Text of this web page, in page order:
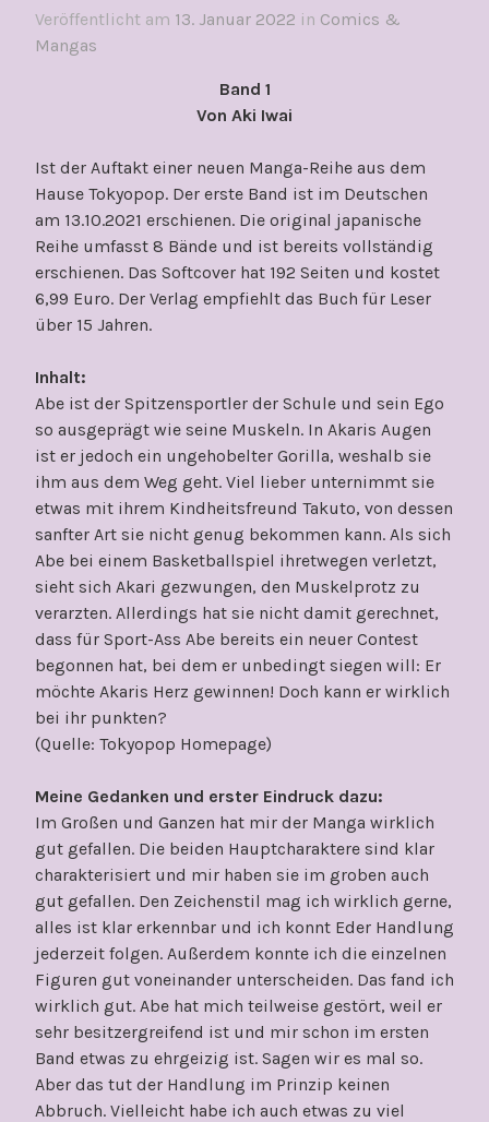
Veröffentlicht am 13. Januar 2022 in Comics &
Mangas
Band 1
Von Aki Iwai
Ist der Auftakt einer neuen Manga-Reihe aus dem
Hause Tokyopop. Der erste Band ist im Deutschen
am 13.10.2021 erschienen. Die original japanische
Reihe umfasst 8 Bände und ist bereits vollständig
erschienen. Das Softcover hat 192 Seiten und kostet
6,99 Euro. Der Verlag empfiehlt das Buch für Leser
über 15 Jahren.
Inhalt:
Abe ist der Spitzensportler der Schule und sein Ego
so ausgeprägt wie seine Muskeln. In Akaris Augen
ist er jedoch ein ungehobelter Gorilla, weshalb sie
ihm aus dem Weg geht. Viel lieber unternimmt sie
etwas mit ihrem Kindheitsfreund Takuto, von dessen
sanfter Art sie nicht genug bekommen kann. Als sich
Abe bei einem Basketballspiel ihretwegen verletzt,
sieht sich Akari gezwungen, den Muskelprotz zu
verarzten. Allerdings hat sie nicht damit gerechnet,
dass für Sport-Ass Abe bereits ein neuer Contest
begonnen hat, bei dem er unbedingt siegen will: Er
möchte Akaris Herz gewinnen! Doch kann er wirklich
bei ihr punkten?
(Quelle: Tokyopop Homepage)
Meine Gedanken und erster Eindruck dazu:
Im Großen und Ganzen hat mir der Manga wirklich
gut gefallen. Die beiden Hauptcharaktere sind klar
charakterisiert und mir haben sie im groben auch
gut gefallen. Den Zeichenstil mag ich wirklich gerne,
alles ist klar erkennbar und ich konnt Eder Handlung
jederzeit folgen. Außerdem konnte ich die einzelnen
Figuren gut voneinander unterscheiden. Das fand ich
wirklich gut. Abe hat mich teilweise gestört, weil er
sehr besitzergreifend ist und mir schon im ersten
Band etwas zu ehrgeizig ist. Sagen wir es mal so.
Aber das tut der Handlung im Prinzip keinen
Abbruch. Vielleicht habe ich auch etwas zu viel